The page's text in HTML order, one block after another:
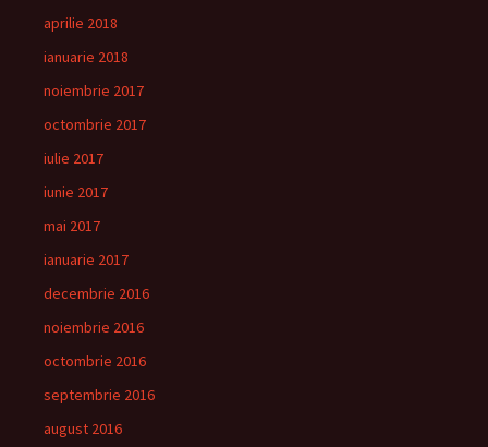
aprilie 2018
ianuarie 2018
noiembrie 2017
octombrie 2017
iulie 2017
iunie 2017
mai 2017
ianuarie 2017
decembrie 2016
noiembrie 2016
octombrie 2016
septembrie 2016
august 2016